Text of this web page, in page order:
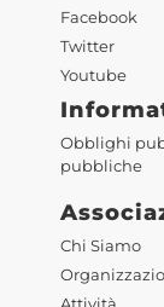
Facebook
Twitter
Youtube
Obblighi
pubbliche
Chi Siamo